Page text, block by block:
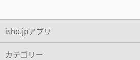
isho.jpアプリ
カテゴリー